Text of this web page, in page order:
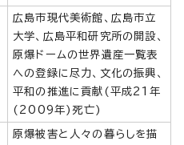
広島市現代美術館、広島市立
大学、広島平和研究所の開設、
原爆ドームの世界遺産一覧表
への登録に尽力、文化の振興、
平和の推進に貢献(平成21年
(2009年)死亡)
原爆被害と人々の暮らしを描